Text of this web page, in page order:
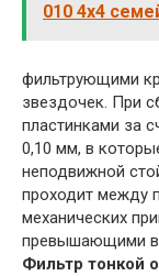
010 4х4
фильтрующими
звездочек. При
пластинками за
0,10 мм, в
неподвижной
проходит между
механических
превышающими
Фильтр тонкой